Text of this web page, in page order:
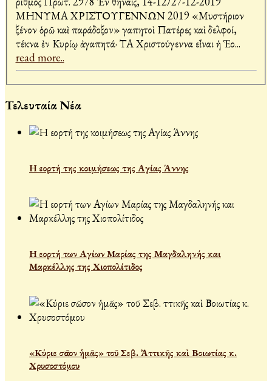
ΜΗΝΥΜΑ ΧΡΙΣΤΟΥΓΕΝΝΩΝ 2019 «Μυστήριον
ξένον ὁρῶ καὶ παράδοξον» Ἀγαπητοὶ Πατέρες καὶ Ἀδελφοί,
τέκνα ἐν Κυρίῳ ἀγαπητά· ΤΑ Χριστούγεννα εἶναι ἡ Ἑο...
read more..
Τελευταία Νέα
Η εορτή της κοιμήσεως της Αγίας Άννης
Η εορτή των Αγίων Μαρίας της Μαγδαληνής και
Μαρκέλλης της Χιοπολίτιδος
«Κύριε σῶσον ἡμᾶς» τοῦ Σεβ. Ἀττικῆς καὶ Βοιωτίας κ.
Χρυσοστόμου